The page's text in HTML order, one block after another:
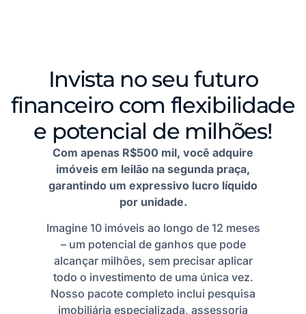
Invista no seu futuro
financeiro com flexibilidade
e potencial de milhões!
Com apenas R$500 mil, você adquire
imóveis em leilão na segunda praça,
garantindo um expressivo lucro líquido
por unidade.
Imagine 10 imóveis ao longo de 12 meses
– um potencial de ganhos que pode
alcançar milhões, sem precisar aplicar
todo o investimento de uma única vez.
Nosso pacote completo inclui pesquisa
imobiliária especializada, assessoria